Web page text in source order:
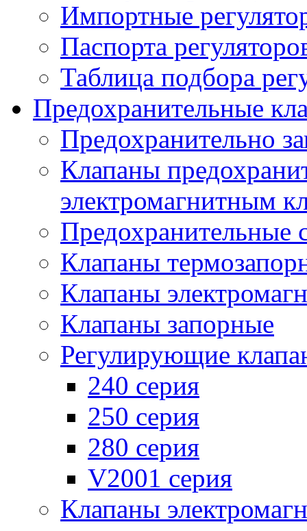
Импортные
Паспорта
Таблица подбора
Предохранительные
Предохранительно
Клапаны
электромагнитным
Предохранительные
Клапаны
Клапаны
Клапаны запорные
Регулирующие
240 серия
250 серия
280 серия
V2001 серия
Клапаны